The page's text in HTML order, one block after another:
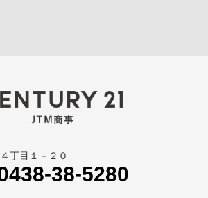
丁目１－２０
38-5280